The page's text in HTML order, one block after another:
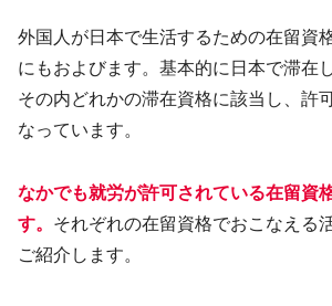
外国人が日本で生活するための在留資
にもおよびます。基本的に日本で滞在
その内どれかの滞在資格に該当し、許
なっています。
なかでも就労が許可されている在留資
す。 それぞれの在留資格でおこなえる
ご紹介します。